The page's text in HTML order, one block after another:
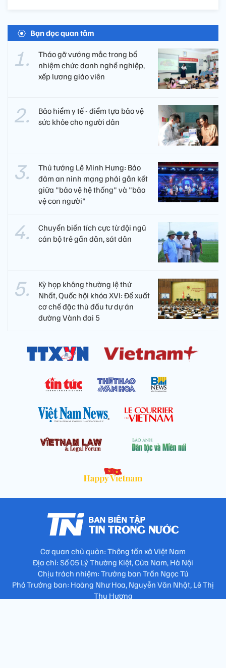
Bạn đọc quan tâm
Tháo gỡ vướng mắc trong bổ
nhiệm chức danh nghề nghiệp,
xếp lương giáo viên
Bảo hiểm y tế - điểm tựa bảo vệ
sức khỏe cho người dân
Thủ tướng Lê Minh Hưng: Bảo
đảm an ninh mạng phải gắn kết
giữa "bảo vệ hệ thống" và "bảo
vệ con người"
Chuyển biến tích cực từ đội ngũ
cán bộ trẻ gần dân, sát dân
Kỳ họp không thường lệ thứ
Nhất, Quốc hội khóa XVI: Đề xuất
cơ chế đặc thù đầu tư dự án
đường Vành đai 5
Cơ quan chủ quản: Thông tấn xã Việt Nam
Địa chỉ: Số 05 Lý Thường Kiệt, Cửa Nam, Hà Nội
Chịu trách nhiệm: Trưởng ban Trần Ngọc Tú
Phó Trưởng ban: Hoàng Như Hoa, Nguyễn Văn Nhật, Lê Thị
Thu Hương